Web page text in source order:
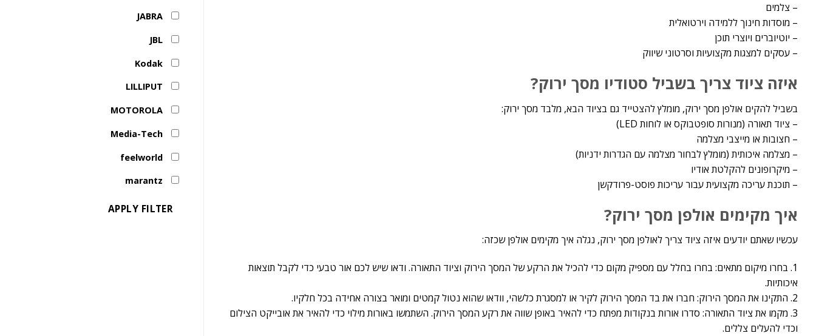
– צלמים
– מוסדות חינוך ללמידה וירטואלית
– יוטיוברים ויוצרי תוכן
– עסקים למצגות מקצועיות וסרטוני שיווק
איזה ציוד צריך בשביל סטודיו מסך ירוק?
בשביל להקים אולפן מסך ירוק, מומלץ להצטייד גם בציוד הבא, מלבד מסך ירוק:
– ציוד תאורה (מנורות סופטבוקס או לוחות LED)
– חצובות או מייצבי מצלמה
– מצלמה איכותית (מומלץ לבחור מצלמה עם הגדרות ידניות)
– מיקרופונים להקלטת אודיו
– תוכנת עריכה מקצועית עבור עריכות פוסט-פרודקשן
איך מקימים אולפן מסך ירוק?
עכשיו שאתם יודעים איזה ציוד צריך לאולפן מסך ירוק, נגלה איך מקימים אולפן שכזה:
1. בחרו מיקום מתאים: בחרו בחלל עם מספיק מקום כדי להכיל את הרקע של המסך הירוק וציוד התאורה. ודאו שיש לכם אור טבעי כדי לקבל תוצאות
איכותיות.
2. התקינו את המסך הירוק: חברו את בד המסך הירוק לקיר או למסגרת כלשהי, וודאו שהוא נטול קמטים ומואר בצורה אחידה בכל חלקיו.
3. מקמו את ציוד התאורה: סדרו אורות בנקודות מפתח כדי להאיר באופן שווה את רקע המסך הירוק. השתמשו באורות מילוי כדי להאיר את אובייקט הצילום
וכדי להעלים צללים.
JABRA
JBL
Kodak
LILLIPUT
MOTOROLA
Media-Tech
feelworld
marantz
APPLY FILTER